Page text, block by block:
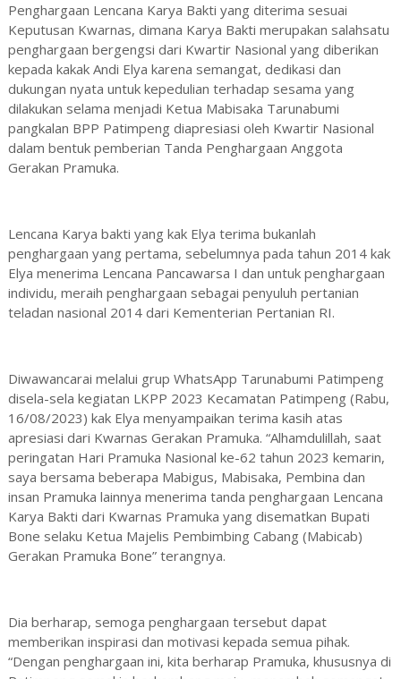
Penghargaan Lencana Karya Bakti yang diterima sesuai
Keputusan Kwarnas, dimana Karya Bakti merupakan salahsatu
penghargaan bergengsi dari Kwartir Nasional yang diberikan
kepada kakak Andi Elya karena semangat, dedikasi dan
dukungan nyata untuk kepedulian terhadap sesama yang
dilakukan selama menjadi Ketua Mabisaka Tarunabumi
pangkalan BPP Patimpeng diapresiasi oleh Kwartir Nasional
dalam bentuk pemberian Tanda Penghargaan Anggota
Gerakan Pramuka.
Lencana Karya bakti yang kak Elya terima bukanlah
penghargaan yang pertama, sebelumnya pada tahun 2014 kak
Elya menerima Lencana Pancawarsa I dan untuk penghargaan
individu, meraih penghargaan sebagai penyuluh pertanian
teladan nasional 2014 dari Kementerian Pertanian RI.
Diwawancarai melalui grup WhatsApp Tarunabumi Patimpeng
disela-sela kegiatan LKPP 2023 Kecamatan Patimpeng (Rabu,
16/08/2023) kak Elya menyampaikan terima kasih atas
apresiasi dari Kwarnas Gerakan Pramuka. “Alhamdulillah, saat
peringatan Hari Pramuka Nasional ke-62 tahun 2023 kemarin,
saya bersama beberapa Mabigus, Mabisaka, Pembina dan
insan Pramuka lainnya menerima tanda penghargaan Lencana
Karya Bakti dari Kwarnas Pramuka yang disematkan Bupati
Bone selaku Ketua Majelis Pembimbing Cabang (Mabicab)
Gerakan Pramuka Bone” terangnya.
Dia berharap, semoga penghargaan tersebut dapat
memberikan inspirasi dan motivasi kepada semua pihak.
“Dengan penghargaan ini, kita berharap Pramuka, khususnya di